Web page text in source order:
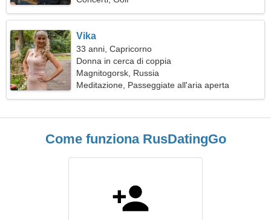
Vika
33 anni, Capricorno
Donna in cerca di coppia
Magnitogorsk, Russia
Meditazione, Passeggiate all'aria aperta
Come funziona RusDatingGo